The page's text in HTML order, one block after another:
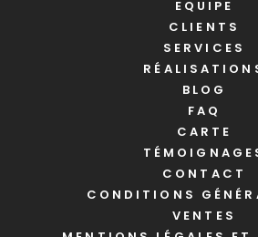
EQUIPE
CLIENTS
SERVICES
BLOG
FAQ
CARTE
CONTACT
CONDITIONS
VENTES